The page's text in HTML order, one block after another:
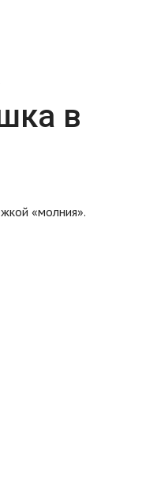
в
«молния».